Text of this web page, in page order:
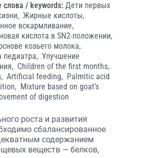
/ keywords: Дети первых
Жирные кислоты,
вскармливание,
кислота в SN2-положении,
козьего молока,
педиатра, Улучшение
Children of the first months,
Artificial feeding, Palmitic acid
Mixture based on goat’s
of digestion
роста и развития
сбалансированное
содержанием
веществ — белков,